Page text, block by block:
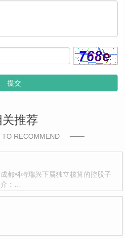
提交
推荐
TO RECOMMEND
都科特瑞兴下属独立核算的控股子
：…